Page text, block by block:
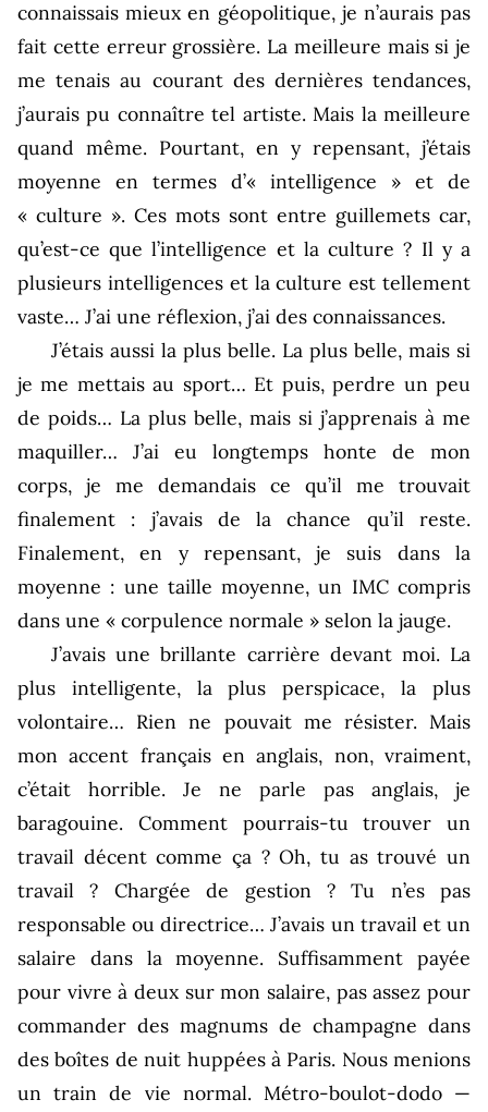
connaissais mieux en géopolitique, je n’aurais pas
fait cette erreur grossière. La meilleure mais si je
me tenais au courant des dernières tendances,
j’aurais pu connaître tel artiste. Mais la meilleure
quand même. Pourtant, en y repensant, j’étais
moyenne en termes d’« intelligence » et de
« culture ». Ces mots sont entre guillemets car,
qu’est-ce que l’intelligence et la culture ? Il y a
plusieurs intelligences et la culture est tellement
vaste… J’ai une réflexion, j’ai des connaissances.
J’étais aussi la plus belle. La plus belle, mais si
je me mettais au sport… Et puis, perdre un peu
de poids… La plus belle, mais si j’apprenais à me
maquiller… J’ai eu longtemps honte de mon
corps, je me demandais ce qu’il me trouvait
finalement : j’avais de la chance qu’il reste.
Finalement, en y repensant, je suis dans la
moyenne : une taille moyenne, un IMC compris
dans une « corpulence normale » selon la jauge.
J’avais une brillante carrière devant moi. La
plus intelligente, la plus perspicace, la plus
volontaire… Rien ne pouvait me résister. Mais
mon accent français en anglais, non, vraiment,
c’était horrible. Je ne parle pas anglais, je
baragouine. Comment pourrais-tu trouver un
travail décent comme ça ? Oh, tu as trouvé un
travail ? Chargée de gestion ? Tu n’es pas
responsable ou directrice… J’avais un travail et un
salaire dans la moyenne. Suffisamment payée
pour vivre à deux sur mon salaire, pas assez pour
commander des magnums de champagne dans
des boîtes de nuit huppées à Paris. Nous menions
un train de vie normal. Métro-boulot-dodo —